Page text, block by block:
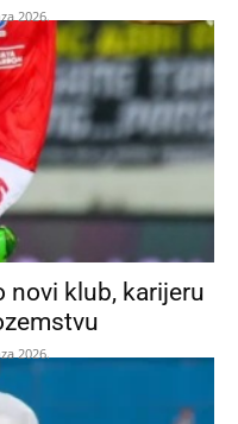
2026.
novi klub, karijeru
2026.